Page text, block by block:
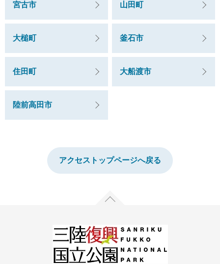
宮古市 山田町
大槌町 釜石市
住田町 大船渡市
陸前高田市
アクセストップページへ戻る